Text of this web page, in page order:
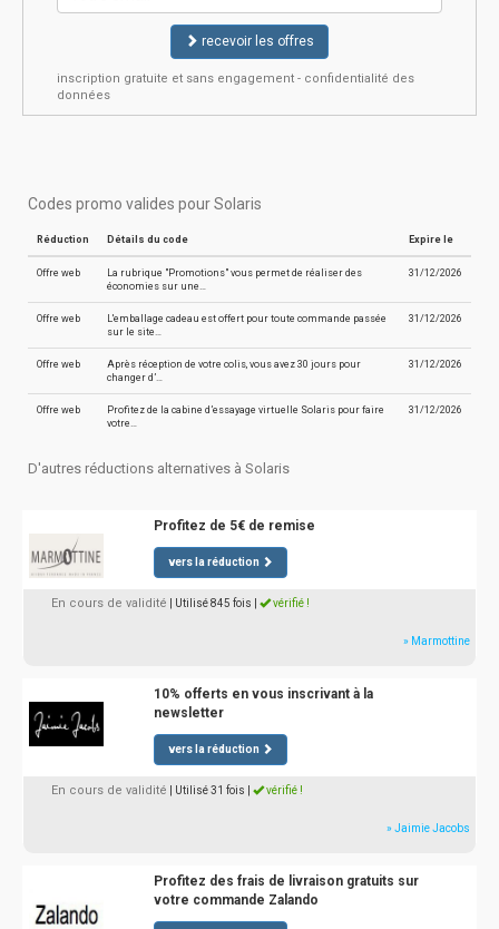
recevoir les offres
inscription gratuite et sans engagement - confidentialité des
données
Codes promo valides pour Solaris
Réduction Détails du code Expire le
Offre web
La rubrique "Promotions" vous permet de réaliser des
économies sur une…
31/12/2026
Offre web
L'emballage cadeau est offert pour toute commande passée
sur le site…
31/12/2026
Offre web
Après réception de votre colis, vous avez 30 jours pour
changer d’…
31/12/2026
Offre web
Profitez de la cabine d’essayage virtuelle Solaris pour faire
votre…
31/12/2026
D'autres réductions alternatives à Solaris
Profitez de 5€ de remise
vers la réduction
En cours de validité | Utilisé 845 fois vérifié !
» Marmottine
10% offerts en vous inscrivant à la
newsletter
vers la réduction
En cours de validité | Utilisé 31 fois vérifié !
» Jaimie Jacobs
Profitez des frais de livraison gratuits sur
votre commande Zalando